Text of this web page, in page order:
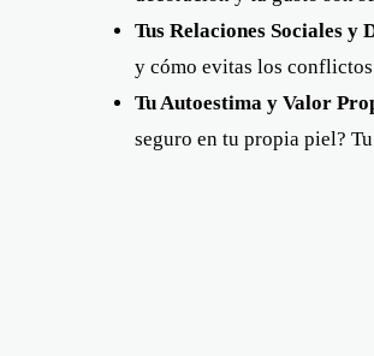
Tus Relaciones Sociales y
y cómo evitas los
Tu Autoestima y Valor
seguro en tu propia piel?